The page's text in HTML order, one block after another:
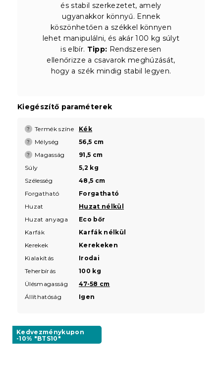
és stabil szerkezetet, amely
ugyanakkor könnyű. Ennek
köszönhetően a székkel könnyen
lehet manipulálni, és akár 100 kg súlyt
is elbír. Tipp: Rendszeresen
ellenőrizze a csavarok meghúzását,
hogy a szék mindig stabil legyen.
Kiegészítő paraméterek
? Termék színe Kék
? Mélység 56,5 cm
? Magasság
91,5 cm
Súly
5,2 kg
Szélesség
48,5 cm
Forgatható
Forgatható
Huzat
Huzat nélkül
Huzat anyaga
Eco bőr
Karfák
Karfák nélkül
Kerekek
Kerekeken
Kialakítás
Irodai
Teherbírás
100 kg
Ülésmagasság
47-58 cm
Állíthatóság
Igen
Kedvezménykupon
-10% "BTS10"